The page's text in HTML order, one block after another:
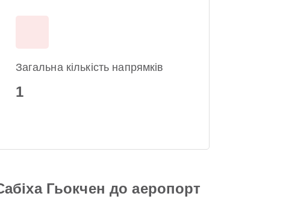
Загальна кількість напрямків
1
Гьокчен до аеропорт